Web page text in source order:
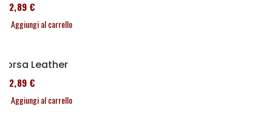
152,89 €
Aggiungi al carrello
Borsa Leather
152,89 €
Aggiungi al carrello